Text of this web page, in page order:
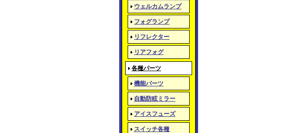
ウェルカムランプ
フォグランプ
リフレクター
リアフォグ
各種パーツ
機能パーツ
自動防眩ミラー
アイスフューズ
スイッチ各種